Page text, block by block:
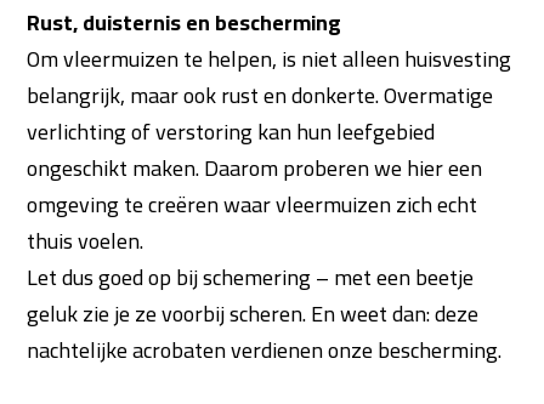
Rust, duisternis en bescherming
Om vleermuizen te helpen, is niet alleen huisvesting
belangrijk, maar ook rust en donkerte. Overmatige
verlichting of verstoring kan hun leefgebied
ongeschikt maken. Daarom proberen we hier een
omgeving te creëren waar vleermuizen zich echt
thuis voelen.
Let dus goed op bij schemering – met een beetje
geluk zie je ze voorbij scheren. En weet dan: deze
nachtelijke acrobaten verdienen onze bescherming.